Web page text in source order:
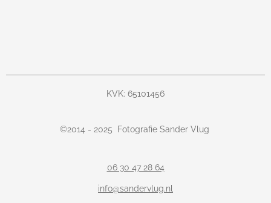
KVK: 65101456
©2014 - 2025 Fotografie Sander Vlug
06 30 47 28 64
info@sandervlug.nl